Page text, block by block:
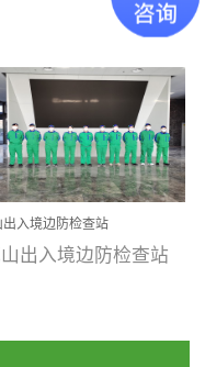
生产任务，确保全国
资质优势团队优势分
势优吸环保是一棵正
成长的树，只要我们
都爱护她、珍惜她、
越来越枝繁叶茂，终
成为一棵参天大树！
环保截止2020年拥有
600家网点分支机构。
校区室内空气治
程案例地址：广
区·香港科技大学(广
区 工程案...
出入境边防检查站
甲醛空气治理项目
出入境边防检查站